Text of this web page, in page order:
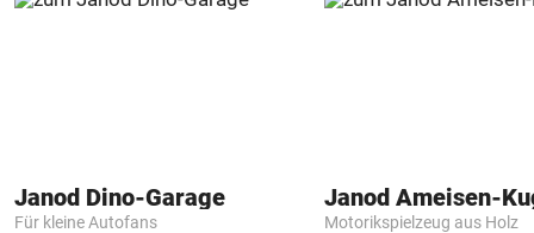
Janod Dino-Garage
Für kleine Autofans
Janod Ameisen-
Motorikspielzeug aus Holz